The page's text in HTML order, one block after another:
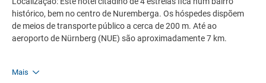
histórico, bem no centro de Nuremberga. Os hóspedes dispõem
de meios de transporte público a cerca de 200 m. Até ao
aeroporto de Nürnberg (NUE) são aproximadamente 7 km.
Mais